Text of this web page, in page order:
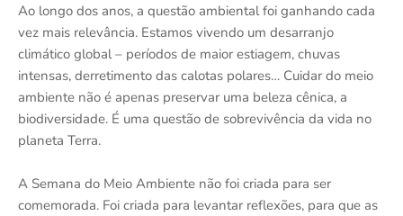
Ao longo dos anos, a questão ambiental foi ganhando cada
vez mais relevância. Estamos vivendo um desarranjo
climático global – períodos de maior estiagem, chuvas
intensas, derretimento das calotas polares… Cuidar do meio
ambiente não é apenas preservar uma beleza cênica, a
biodiversidade. É uma questão de sobrevivência da vida no
planeta Terra.
A Semana do Meio Ambiente não foi criada para ser
comemorada. Foi criada para levantar reflexões, para que as